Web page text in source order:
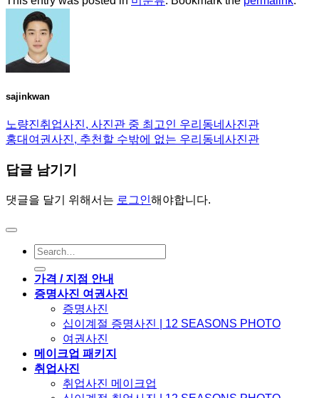
sajinkwan
노량진취업사진, 사진관 중 최고인 우리동네사진관
홍대여권사진, 추천할 수밖에 없는 우리동네사진관
답글 남기기
댓글을 달기 위해서는 로그인해야합니다.
가격 / 지점 안내
증명사진 여권사진
증명사진
십이계절 증명사진 | 12 SEASONS PHOTO
여권사진
메이크업 패키지
취업사진
취업사진 메이크업